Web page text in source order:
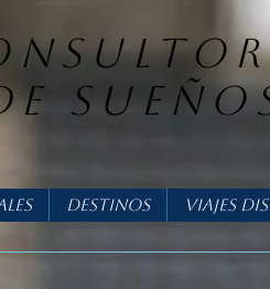
Destinos Viajes